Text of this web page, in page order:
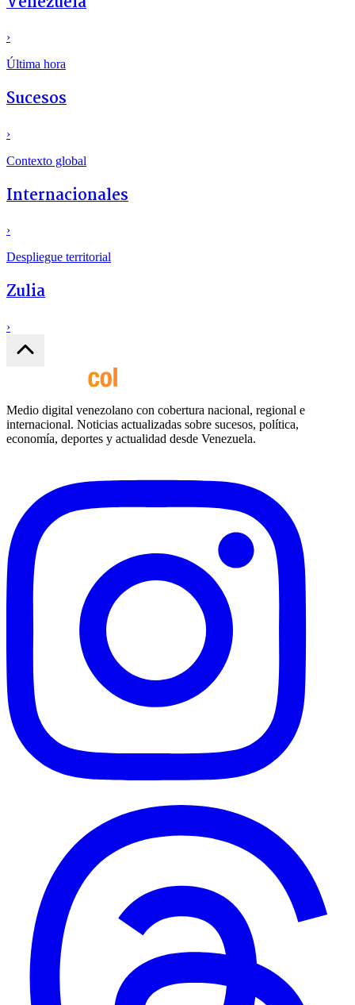
›
Última hora
Sucesos
›
Contexto global
Internacionales
›
Despliegue territorial
Zulia
›
Medio digital venezolano con cobertura nacional, regional e
internacional. Noticias actualizadas sobre sucesos, política,
economía, deportes y actualidad desde Venezuela.